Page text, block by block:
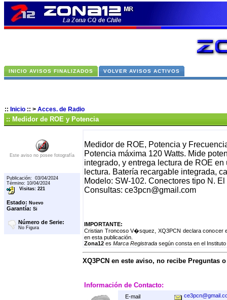
INICIO AVISOS FINALIZADOS VOLVER AVISOS ACTIVOS
:: Inicio :: > Acces. de Radio
:: Medidor de ROE y Potencia
Este aviso no posee fotografía
Publicación: 03/04/2024
Término: 10/04/2024
Visitas: 221
Estado: Nuevo
Garantía: Si
Número de Serie:
No Figura
Medidor de ROE, Potencia y
Potencia máxima 120 Watts. Mide
integrado, y entrega lectura de ROE
lectura. Batería recargable integrada,
Modelo: SW-102. Conectores tipo N.
Consultas: ce3pcn@gmail.com
IMPORTANTE:
Cristian Troncoso V�squez, XQ3PCN declara conocer
en esta publicación.
Zona12 es Marca Registrada según consta en el
XQ3PCN en este aviso, no recibe Preguntas
Información de Contacto:
E-mail